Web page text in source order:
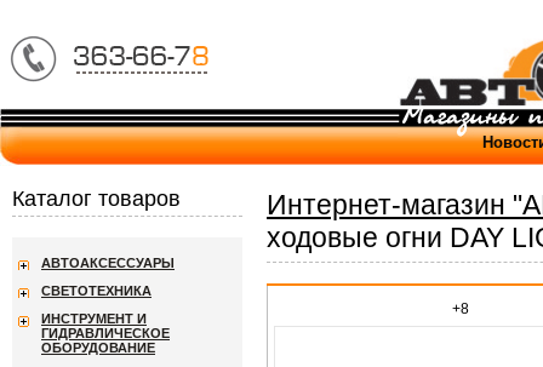
Интернет-магазин
ходовые огни DAY
+8
Каталог товаров
АВТОАКСЕССУАРЫ
СВЕТОТЕХНИКА
ИНСТРУМЕНТ И
ГИДРАВЛИЧЕСКОЕ
ОБОРУДОВАНИЕ